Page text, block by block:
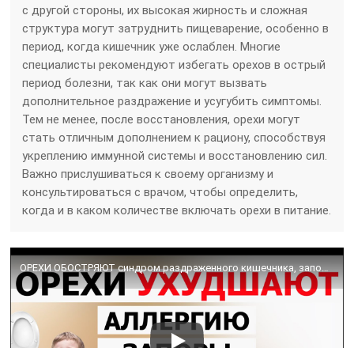
с другой стороны, их высокая жирность и сложная
структура могут затруднить пищеварение, особенно в
период, когда кишечник уже ослаблен. Многие
специалисты рекомендуют избегать орехов в острый
период болезни, так как они могут вызвать
дополнительное раздражение и усугубить симптомы.
Тем не менее, после восстановления, орехи могут
стать отличным дополнением к рациону, способствуя
укреплению иммунной системы и восстановлению сил.
Важно прислушиваться к своему организму и
консультироваться с врачом, чтобы определить,
когда и в каком количестве включать орехи в питание.